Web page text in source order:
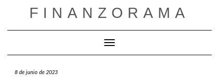
FINANZORAMA
Cambiar modo de navegación
8 de junio de 2023